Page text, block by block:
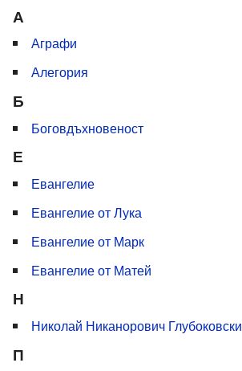
А
Аграфи
Алегория
Б
Боговдъхновеност
Е
Евангелие
Евангелие от Лука
Евангелие от Марк
Евангелие от Матей
Н
Николай Никанорович Глубоковски
П